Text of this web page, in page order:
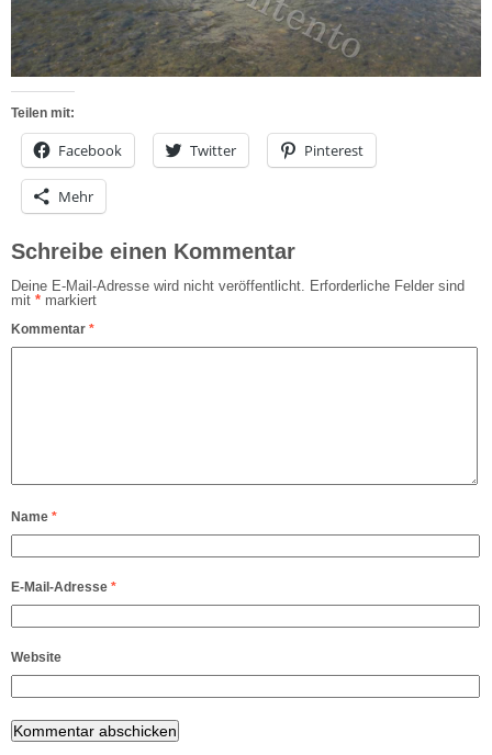
Teilen mit:
Facebook Twitter Pinterest
Mehr
Schreibe einen Kommentar
Deine E-Mail-Adresse wird nicht veröffentlicht.
Erforderliche Felder sind
mit * markiert
Kommentar *
Name *
E-Mail-Adresse *
Website